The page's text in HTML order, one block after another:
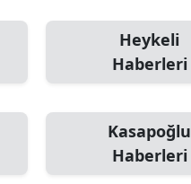
Heykeli
Haberleri
Kasapoğlu
Haberleri